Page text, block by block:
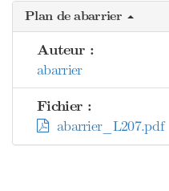
Plan de abarrier
Auteur :
abarrier
Fichier :
abarrier_L207.pdf